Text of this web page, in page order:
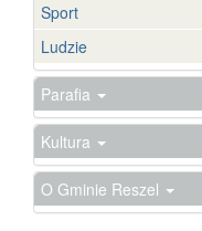
Sport
Ludzie
Parafia
Kultura
O Gminie Reszel